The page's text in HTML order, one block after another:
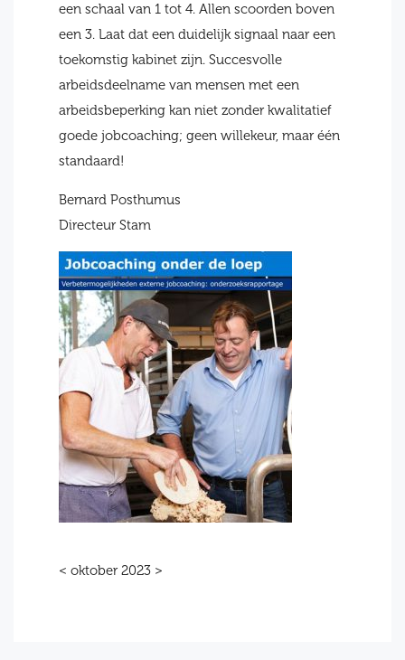
een schaal van 1 tot 4. Allen scoorden boven
een 3. Laat dat een duidelijk signaal naar een
toekomstig kabinet zijn. Succesvolle
arbeidsdeelname van mensen met een
arbeidsbeperking kan niet zonder kwalitatief
goede jobcoaching; geen willekeur, maar één
standaard!
Bernard Posthumus
Directeur Stam
< oktober 2023 >